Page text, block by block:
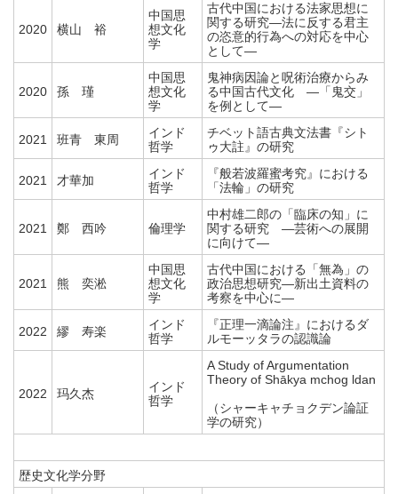
2020 横山 裕
中国思
想文化
学
古代中国における法家思想に
関する研究―法に反する君主
の恣意的行為への対応を中心
として―
2020 孫 瑾
中国思
想文化
学
鬼神病因論と呪術治療からみ
る中国古代文化 ―「鬼交」
を例として―
2021 班青 東周
インド
哲学
チベット語古典文法書『シト
ゥ大註』の研究
2021 才華加
インド
哲学
『般若波羅蜜考究』における
「法輪」の研究
2021 鄭 西吟 倫理学
中村雄二郎の「臨床の知」に
関する研究 ―芸術への展開
に向けて―
2021 熊 奕淞
中国思
想文化
学
古代中国における「無為」の
政治思想研究―新出土資料の
考察を中心に―
2022 繆 寿楽
インド
哲学
『正理一滴論注』におけるダ
ルモーッタラの認識論
2022 玛久杰
インド
哲学
A Study of Argumentation
Theory of Shākya mchog ldan
（シャーキャチョクデン論証
学の研究）
歴史文化学分野